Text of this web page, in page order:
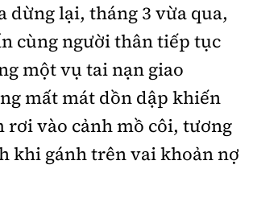
văn bản.
dừng lại, tháng 3 vừa qua,
cùng người thân tiếp tục
một vụ tai nạn giao
mất mát dồn dập khiến
rơi vào cảnh mồ côi, tương
khi gánh trên vai khoản nợ